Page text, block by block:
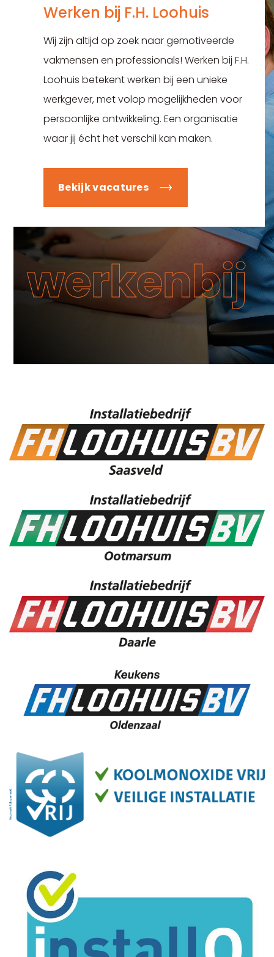
Werken bij F.H. Loohuis
Wij zijn altijd op zoek naar gemotiveerde
vakmensen en professionals! Werken bij F.H.
Loohuis betekent werken bij een unieke
werkgever, met volop mogelijkheden voor
persoonlijke ontwikkeling. Een organisatie
waar jij écht het verschil kan maken.
Bekijk vacatures
werkenbij